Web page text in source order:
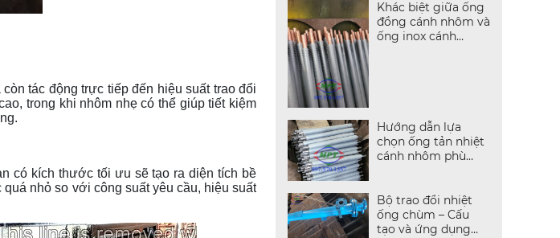
tác động trực tiếp đến hiệu suất trao đổi
trong khi nhôm nhẹ có thể giúp tiết kiệm
có kích thước tối ưu sẽ tạo ra diện tích bề
nhỏ so với công suất yêu cầu, hiệu suất
Khác biệt giữa ống
đồng cánh nhôm và
ống inox cánh
Hướng dẫn lựa
chọn ống tản nhiệt
cánh nhôm phù
Bộ trao đổi nhiệt
ống chùm – Cấu
tạo và ứng dụng